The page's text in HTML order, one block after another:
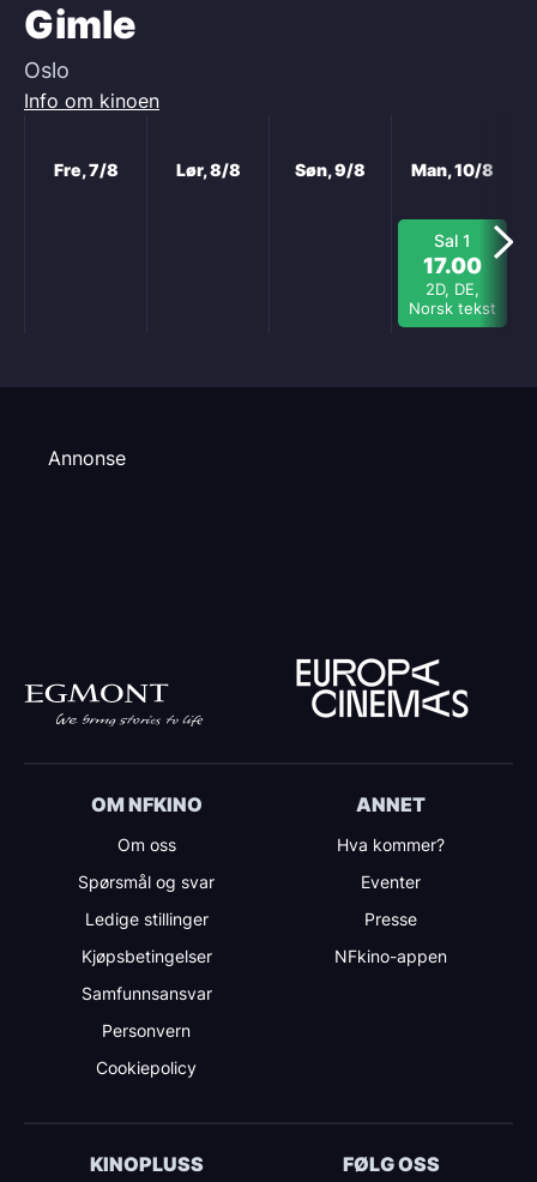
Gimle
Oslo
Info om kinoen
Fre, 7/8 Lør, 8/8 Søn, 9/8 Man, 10/8
Sal 1
17.00
2D, DE,
Norsk tekst
Annonse
OM NFKINO
Om oss
Spørsmål og svar
Ledige stillinger
Kjøpsbetingelser
Samfunnsansvar
Personvern
Cookiepolicy
ANNET
Hva kommer?
Eventer
Presse
NFkino-appen
KINOPLUSS FØLG OSS